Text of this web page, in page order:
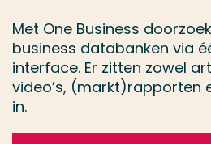
Met One Business
business databanken via
interface. Er zitten zowel
video’s, (markt)rapporten
in.